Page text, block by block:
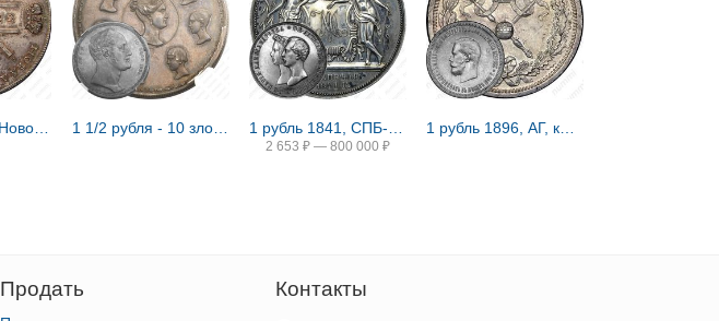
2 рубля 1722, Новодел 1 1/2 рубля - 10 злотых 1836, семейный, П. У., Новодел
2 653 ₽ — 800 000 ₽
Продать Контакты